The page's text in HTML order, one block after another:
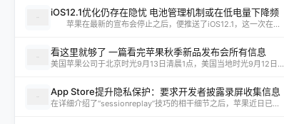
iOS12.1优化仍存在隐忧 电池管理机制或在低电量下降频
苹果在最新的宣布会停止之后，便推送了iOS12.1，这一次在...
看这里就够了 一篇看完苹果秋季新品发布会所有信息
美国苹果公司于北京时光9月13日清晨1点，美国当地时光9月12日...
App Store提升隐私保护：要求开发者披露录屏收集信息
在详细介绍了“sessionreplay”技巧的相干细节之后，苹果近日已...